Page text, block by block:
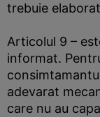
trebuie
Articolul 9 –
informat.
adevarat
care nu au